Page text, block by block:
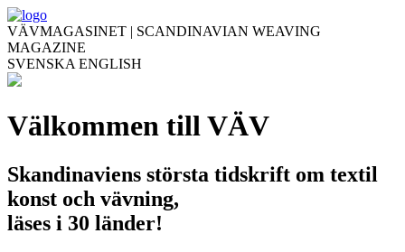
VÄVMAGASINET | SCANDINAVIAN WEAVING
MAGAZINE
SVENSKA ENGLISH
Välkommen till VÄV
Skandinaviens största tidskrift om textil
konst och vävning,
läses i 30 länder!